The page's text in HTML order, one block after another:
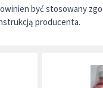
być stosowany
producenta.